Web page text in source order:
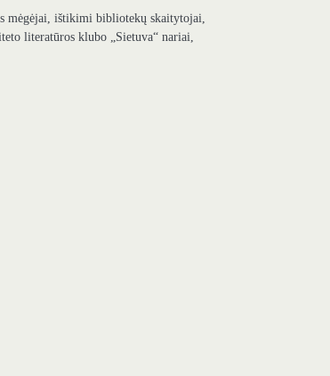
mėgėjai, ištikimi bibliotekų skaitytojai,
literatūros klubo „Sietuva“ nariai,